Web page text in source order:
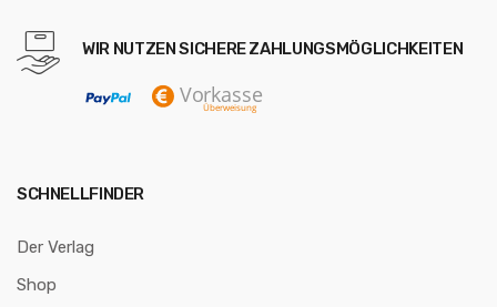
WIR NUTZEN SICHERE ZAHLUNGSMÖGLICHKEITEN
SCHNELLFINDER
Der Verlag
Shop